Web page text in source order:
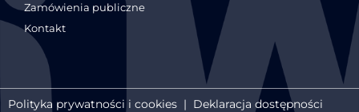
Zamówienia publiczne
Kontakt
Polityka prywatności i cookies | Deklaracja dostępności